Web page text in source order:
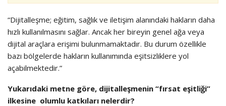
“Dijitalleşme; eğitim, sağlık ve iletişim alanındaki hakların daha
hızlı kullanılmasını sağlar. Ancak her bireyin genel ağa veya
dijital araçlara erişimi bulunmamaktadır. Bu durum özellikle
bazı bölgelerde hakların kullanımında eşitsizliklere yol
açabilmektedir.”
Yukarıdaki metne göre, dijitalleşmenin “fırsat eşitliği”
ilkesine olumlu katkıları nelerdir?